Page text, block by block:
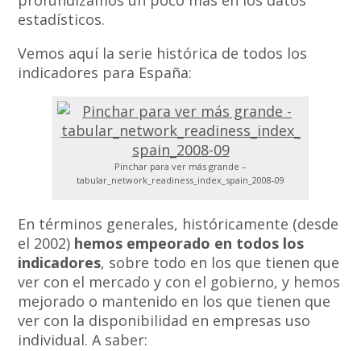
estadísticos.
Vemos aquí la serie histórica de todos los
indicadores para España:
Pinchar para ver más grande –
tabular_network_readiness_index_spain_2008-09
En términos generales, históricamente (desde
el 2002) hemos empeorado en todos los
indicadores, sobre todo en los que tienen que
ver con el mercado y con el gobierno, y hemos
mejorado o mantenido en los que tienen que
ver con la disponibilidad en empresas uso
individual. A saber: